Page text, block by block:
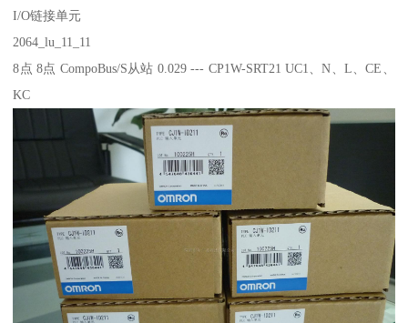
I/O链接单元
2064_lu_11_11
8点 8点 CompoBus/S从站 0.029 --- CP1W-SRT21 UC1、N、L、CE、
KC